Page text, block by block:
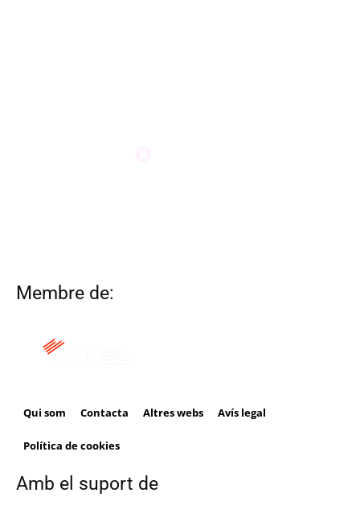
Membre de:
Qui som Contacta Altres webs Avís legal
Política de cookies
Amb el suport de